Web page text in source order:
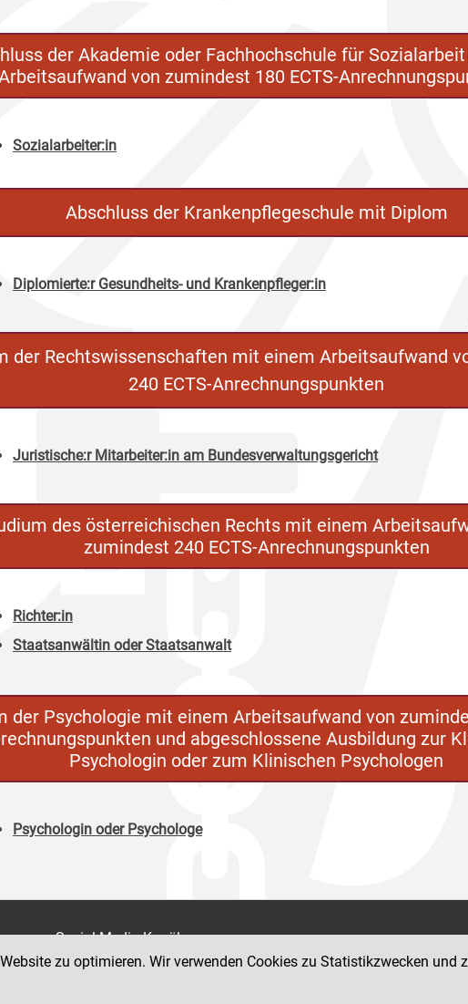
der Akademie oder Fachhochschule für
von zumindest 180 ECTS-
Sozialarbeiter:in
Abschluss der Krankenpflegeschule mit Diplom
Diplomierte:r Gesundheits- und Krankenpfleger:in
der Rechtswissenschaften mit einem Arbeitsaufwand
240 ECTS-Anrechnungspunkten
Juristische:r Mitarbeiter:in am Bundesverwaltungsgericht
des österreichischen Rechts mit einem
zumindest 240 ECTS-Anrechnungspunkten
Richter:in
Staatsanwältin oder Staatsanwalt
der Psychologie mit einem Arbeitsaufwand von
und abgeschlossene Ausbildung zur
Psychologin oder zum Klinischen Psychologen
Psychologin oder Psychologe
Social Media Kanäle
der Justiz und des BMJ
zu optimieren. Wir verwenden Cookies zu Statistikzwecken und